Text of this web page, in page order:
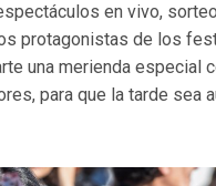
en vivo,
protagonistas de los
una merienda especial
para que la tarde sea